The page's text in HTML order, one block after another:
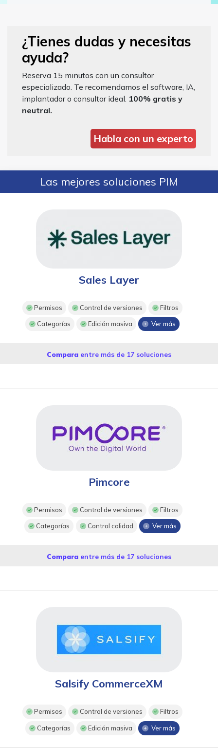
¿Tienes dudas y necesitas
ayuda?
Reserva 15 minutos con un consultor
especializado. Te recomendamos el software, IA,
implantador o consultor ideal. 100% gratis y
neutral.
Habla con un experto
Las mejores soluciones PIM
Sales Layer
Permisos Control de versiones Filtros
Categorías Edición masiva Ver más
Compara entre más de 17 soluciones
Pimcore
Permisos Control de versiones Filtros
Categorías Control calidad Ver más
Compara entre más de 17 soluciones
Salsify CommerceXM
Permisos Control de versiones Filtros
Categorías Edición masiva Ver más